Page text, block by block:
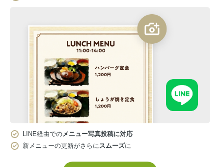
LINE経由でのメニュー写真投稿に対応
新メニューの更新がさらにスムーズに